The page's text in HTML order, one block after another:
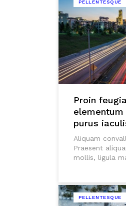
PELLENTESQUE
Proin
purus
Aliquam
Praesent
mollis, ligula
PELLENTESQUE